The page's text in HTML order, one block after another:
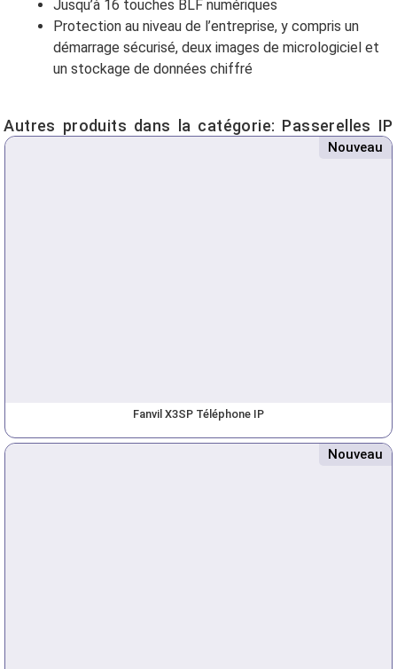
Jusqu’à 16 touches BLF numériques
Protection au niveau de l’entreprise, y compris un
démarrage sécurisé, deux images de micrologiciel et
un stockage de données chiffré
Autres produits dans la catégorie: Passerelles IP
Nouveau
Fanvil X3SP Téléphone IP
Nouveau